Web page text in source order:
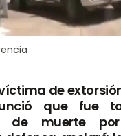
de
que fue
de muerte